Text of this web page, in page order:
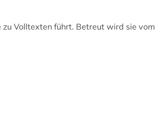
Volltexten führt. Betreut wird sie vom